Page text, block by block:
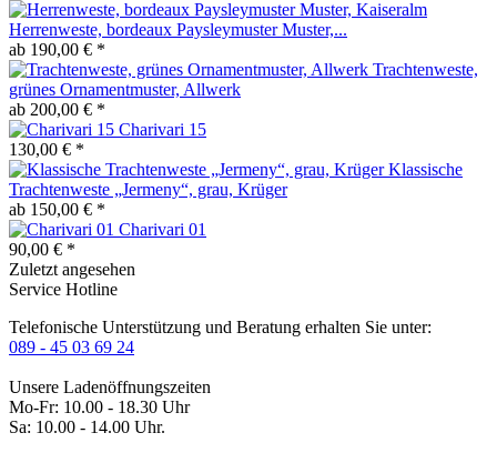
Herrenweste, bordeaux Paysleymuster Muster,...
ab 190,00 € *
Trachtenweste,
grünes Ornamentmuster, Allwerk
ab 200,00 € *
Charivari 15
130,00 € *
Klassische
Trachtenweste „Jermeny“, grau, Krüger
ab 150,00 € *
Charivari 01
90,00 € *
Zuletzt angesehen
Service Hotline
Telefonische Unterstützung und Beratung erhalten Sie unter:
089 - 45 03 69 24
Unsere Ladenöffnungszeiten
Mo-Fr: 10.00 - 18.30 Uhr
Sa: 10.00 - 14.00 Uhr.